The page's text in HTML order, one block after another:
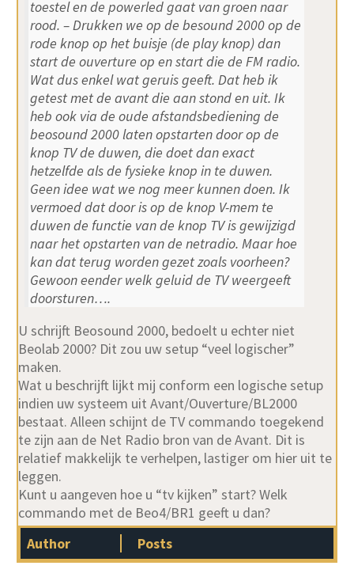
toestel en de powerled gaat van groen naar
rood. – Drukken we op de besound 2000 op de
rode knop op het buisje (de play knop) dan
start de ouverture op en start die de FM radio.
Wat dus enkel wat geruis geeft. Dat heb ik
getest met de avant die aan stond en uit. Ik
heb ook via de oude afstandsbediening de
beosound 2000 laten opstarten door op de
knop TV de duwen, die doet dan exact
hetzelfde als de fysieke knop in te duwen.
Geen idee wat we nog meer kunnen doen. Ik
vermoed dat door is op de knop V-mem te
duwen de functie van de knop TV is gewijzigd
naar het opstarten van de netradio. Maar hoe
kan dat terug worden gezet zoals voorheen?
Gewoon eender welk geluid de TV weergeeft
doorsturen….
U schrijft Beosound 2000, bedoelt u echter niet
Beolab 2000? Dit zou uw setup “veel logischer”
maken.
Wat u beschrijft lijkt mij conform een logische setup
indien uw systeem uit Avant/Ouverture/BL2000
bestaat. Alleen schijnt de TV commando toegekend
te zijn aan de Net Radio bron van de Avant. Dit is
relatief makkelijk te verhelpen, lastiger om hier uit te
leggen.
Kunt u aangeven hoe u “tv kijken” start? Welk
commando met de Beo4/BR1 geeft u dan?
Author
Posts